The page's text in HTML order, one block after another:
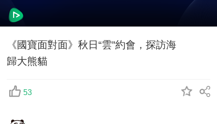
《國寶面對面》秋日“雲”約會，探訪海
歸大熊貓
53